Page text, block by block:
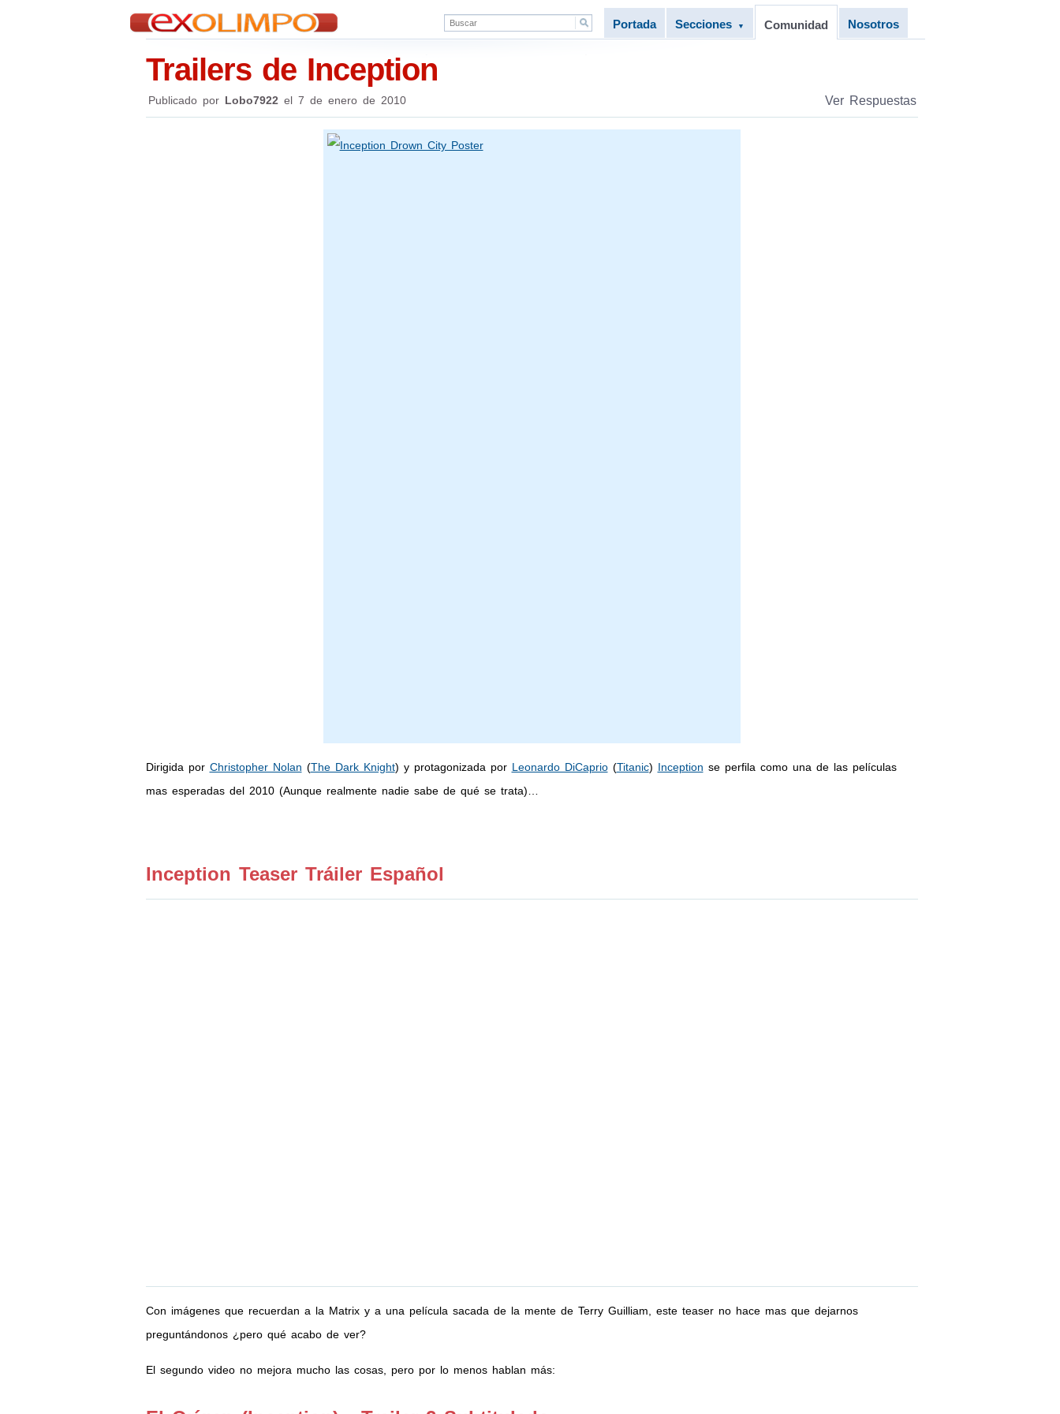
Portada Secciones ▼ Comunidad Nosotros
Trailers de Inception
Publicado por Lobo7922 el 7 de enero de 2010 Ver Respuestas
Dirigida por Christopher Nolan (The Dark Knight) y protagonizada por Leonardo DiCaprio(Titanic) Inception se perfila como una de las películas
mas esperadas del 2010 (Aunque realmente nadie sabe de qué se trata)…
Inception Teaser Tráiler Español
Con imágenes que recuerdan a la Matrix y a una película sacada de la mente de Terry Guilliam, este teaser no hace mas que dejarnos
preguntándonos ¿pero qué acabo de ver?
El segundo video no mejora mucho las cosas, pero por lo menos hablan más: